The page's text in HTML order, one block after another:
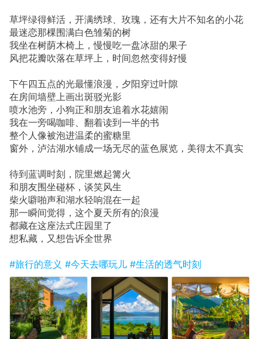
草坪绿得鲜活，开满绣球、玫瑰，还有大片不知名的小花
最迷恋那棵围满白色雏菊的树
我坐在树荫木椅上，慢慢吃一盘冰甜的果子
风把花瓣吹落在草坪上，时间忽然变得好慢
下午四五点的光最懂浪漫，夕阳穿过叶隙
在房间墙壁上画出斑驳光影
喷水池旁，小狗正和朋友追着水花嬉闹
我在一旁喝咖啡、翻着读到一半的书
整个人像被泡进温柔的蜜糖里
窗外，泸沽湖水铺成一场无尽的蓝色展览，美得太不真实
待到蓝调时刻，院里燃起篝火
和朋友围坐碰杯，谈笑风生
柴火噼啪声和湖水轻响混在一起
那一瞬间觉得，这个夏天所有的浪漫
都藏在这座法式庄园里了
想私藏，又想告诉全世界
#旅行的意义 #今天去哪玩儿 #生活的透气时刻